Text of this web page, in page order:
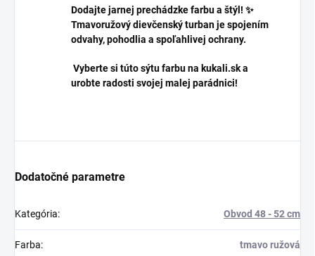
Dodajte jarnej prechádzke farbu a štýl! ✨
Tmavoružový dievčenský turban je spojením
odvahy, pohodlia a spoľahlivej ochrany.
Vyberte si túto sýtu farbu na kukali.sk a
urobte radosti svojej malej parádnici!
Dodatočné parametre
Kategória: Obvod 48 - 52 cm
Farba: tmavo ružová